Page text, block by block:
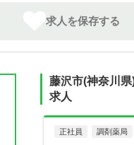
求人を保存する
藤沢市(神奈川
求人
正社員 調剤薬局